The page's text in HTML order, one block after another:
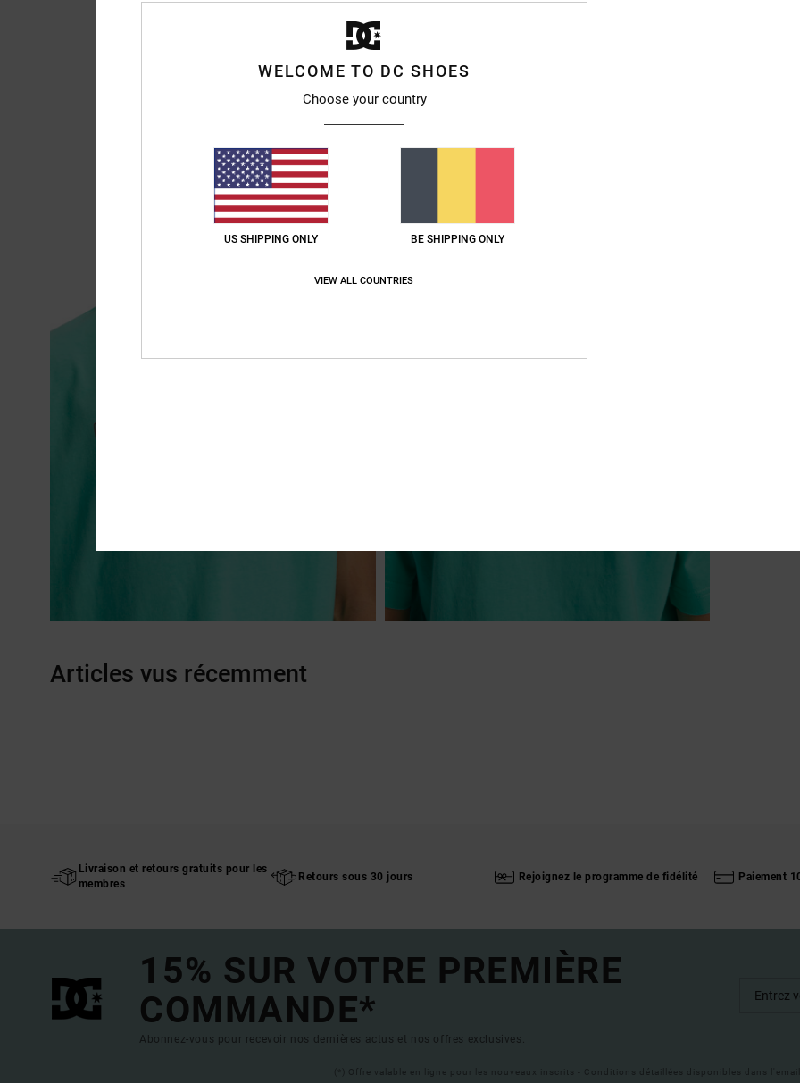
Articles vus récemment
Livraison et retours gratuits pour les
membres
Retours sous 30 jours Rejoignez le programme de fidélité Paiement
15% SUR VOTRE PREMIÈRE
COMMANDE*
Abonnez-vous pour recevoir nos dernières actus et nos offres exclusives.
(*) Offre valable en ligne pour les nouveaux inscrits - Conditions détaillées disponibles dans
WELCOME TO DC SHOES
Choose your country
US SHIPPING ONLY BE SHIPPING ONLY
VIEW ALL COUNTRIES